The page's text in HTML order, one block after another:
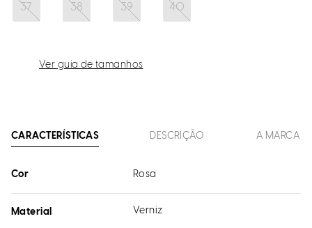
37 38 39 40
Ver guia de tamanhos
CARACTERÍSTICAS DESCRIÇÃO A MARCA
Cor Rosa
Material Verniz